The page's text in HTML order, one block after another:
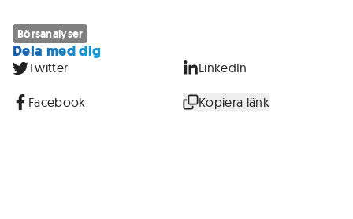
Börsanalyser
Dela med dig
Twitter LinkedIn
Facebook Kopiera länk